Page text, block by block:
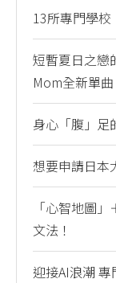
13所專門學
短暫夏日之戀
Mom全新單
身心「腹」
想要申請日本
「心智地圖
文法！
迎接AI浪潮